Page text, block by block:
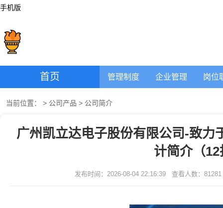
手机版
首页 管理制度 企业管理 岗位
当前位置： > 公司产品 > 公司简介
广州凯立达电子股份有限公司-致力
计简介（
发布时间：2026-08-04 22:16:39 查看人数： 81281